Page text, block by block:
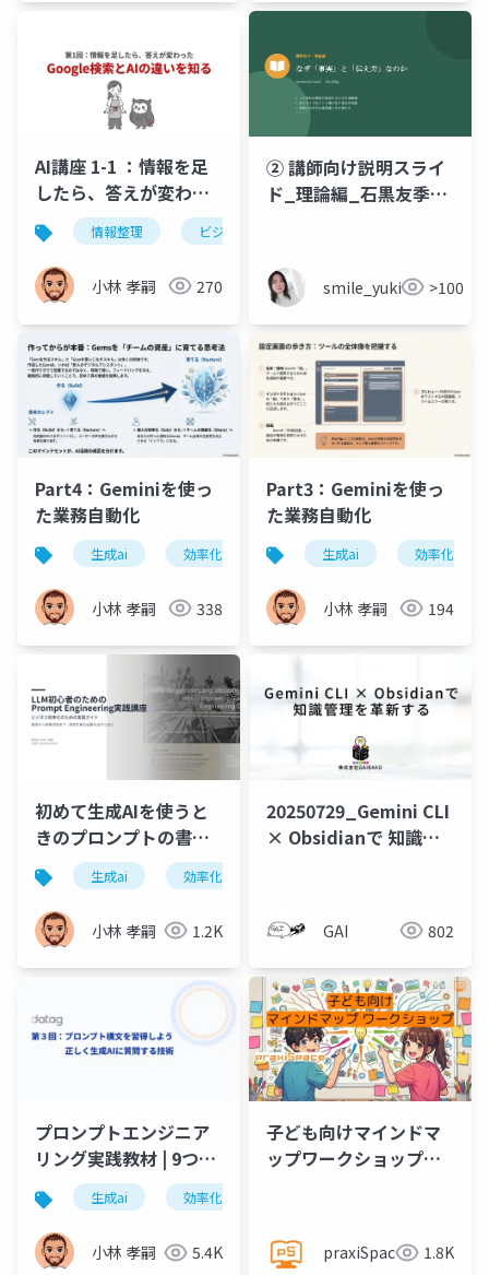
AI講座 1-1 ：情報を足
したら、答えが変わっ
た！〜Google検索とAI
の違い〜
情報整理 ビジネス
小林 孝嗣 270
② 講師向け説明スライ
ド_理論編_石黒友季子
smile_yukiko_it>100
Part4：Geminiを使っ
た業務自動化
生成ai 効率化 情報整理 ビジネス
小林 孝嗣 338
Part3：Geminiを使っ
た業務自動化
生成ai 効率化
小林 孝嗣 194
初めて生成AIを使うと
きのプロンプトの書き
方
生成ai 効率化
小林 孝嗣 1.2K
20250729_Gemini CLI
× Obsidianで 知識管
GAI 802
プロンプトエンジニア
リング実践教材 | 9つの
構文で業務効率10倍ア
ップ
生成ai 効率化
小林 孝嗣 5.4K
子ども向けマインドマ
ップワークショップ
praxiSpace 1.8K